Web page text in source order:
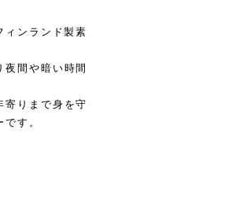
ンランド製素
間や暗い時間
寄りまで身を守
す。